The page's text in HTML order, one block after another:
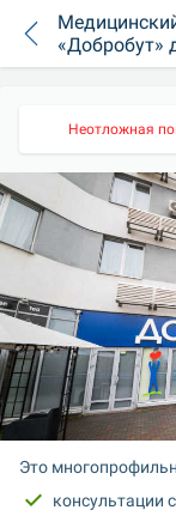
«Добробут»
всей семьи
Неотложная
Это
консультации